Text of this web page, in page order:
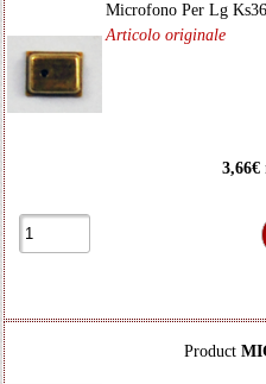
Microfono Per Lg
Articolo originale
3,66€
Product